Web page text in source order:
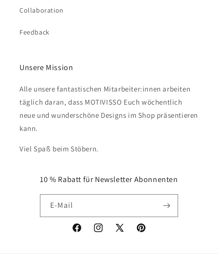
Collaboration
Feedback
Unsere Mission
Alle unsere fantastischen Mitarbeiter:innen arbeiten
täglich daran, dass MOTIVISSO Euch wöchentlich
neue und wunderschöne Designs im Shop präsentieren
kann.
Viel Spaß beim Stöbern.
10 % Rabatt für Newsletter Abonnenten
E-Mail
FacebookInstagram
X
Pinterest